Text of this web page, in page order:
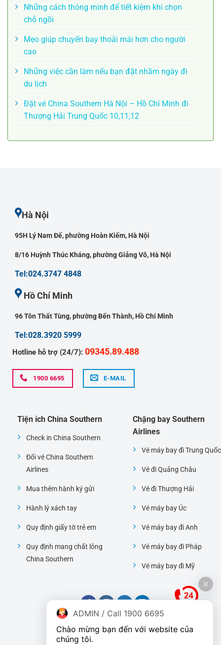
Những cách thông minh để tiết kiệm khi chọn
chỗ ngồi
Mẹo giúp chuyến bay thoải mái hơn cho người
cao
Những việc cần làm nếu bạn đặt nhầm ngày đi
du lịch
Đặt vé China Southern Hà Nội – Hồ Chí Minh đi
Thượng Hải Trung Quốc 10,11,12
Hà Nội
95H Lý Nam Đế, phường Hoàn Kiếm, Hà Nội
8/16 Huỳnh Thúc Kháng, phường Giảng Võ, Hà Nội
Tel:024.3747 4848
Hồ Chí Minh
96 Tôn Thất Tùng, phường Bến Thành, Hồ Chí Minh
Tel:028.3920 5999
Hotline hỗ trợ (24/7): 09345.89.488
1900 6695 E-MAIL
Tiện ích China Southern
Check in China Southern
Đổi vé China Southern
Airlines
Mua thêm hành ký gửi
Hành lý xách tay
Quy định giấy tờ trẻ em
Quy định mang chất lỏng
China Southern
Chặng bay Southern
Airlines
Vé máy bay đi Trung Quốc
Vé đi Quảng Châu
Vé đi Thượng Hải
Vé máy bay Úc
Vé máy bay đi Anh
Vé máy bay đi Pháp
Vé máy bay đi Mỹ
ADMIN / Call 1900 6695
Chào mừng bạn đến với website của
chúng tôi.